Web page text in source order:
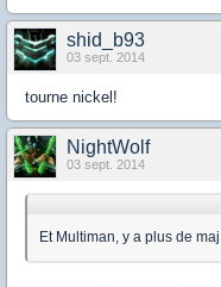
shid_b93
03 sept. 2014
tourne nickel!
NightWolf
03 sept. 2014
Et Multiman, y a plus de